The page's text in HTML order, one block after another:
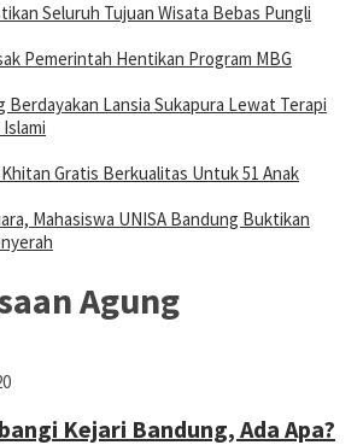
Seluruh Tujuan Wisata Bebas Pungli
Pemerintah Hentikan Program MBG
Berdayakan Lansia Sukapura Lewat Terapi
Gratis Berkualitas Untuk 51 Anak
Mahasiswa UNISA Bandung Buktikan
Agung
Kejari Bandung, Ada Apa?